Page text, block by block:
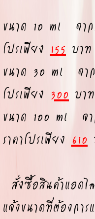
ขนาด 10 ml จาก
โปรเพียง155บาท
ขนาด 30 ml จาก
โปรเพียง 300บาท
ขนาด 100 ml จ
ราคาโปรเพียง610
สั่งซื้อสินค้าแอดไ
แจ้งขนาดที่ต้องกา